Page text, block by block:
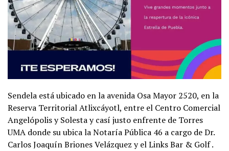
Sendela está ubicado en la avenida Osa Mayor 2520, en la
Reserva Territorial Atlixcáyotl, entre el Centro Comercial
Angelópolis y Solesta y casí justo enfrente de Torres
UMA donde su ubica la Notaría Pública 46 a cargo de Dr.
Carlos Joaquín Briones Velázquez y el Links Bar & Golf .